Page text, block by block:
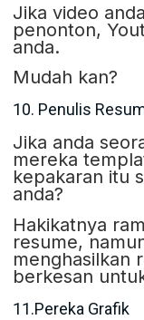
Jika video
penonton,
anda.
Mudah kan?
10. Penulis
Jika anda
mereka
kepakaran itu
anda?
Hakikatnya
resume,
menghasilkan
berkesan
11.Pereka Grafik